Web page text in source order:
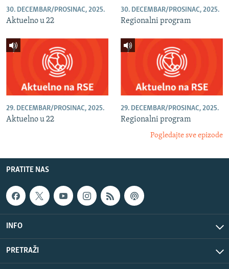
30. DECEMBAR/PROSINAC, 2025.
Aktuelno u 22
30. DECEMBAR/PROSINAC, 2025.
Regionalni program
29. DECEMBAR/PROSINAC, 2025.
Aktuelno u 22
29. DECEMBAR/PROSINAC, 2025.
Regionalni program
Pogledajte sve epizode
PRATITE NAS
INFO
PRETRAŽI